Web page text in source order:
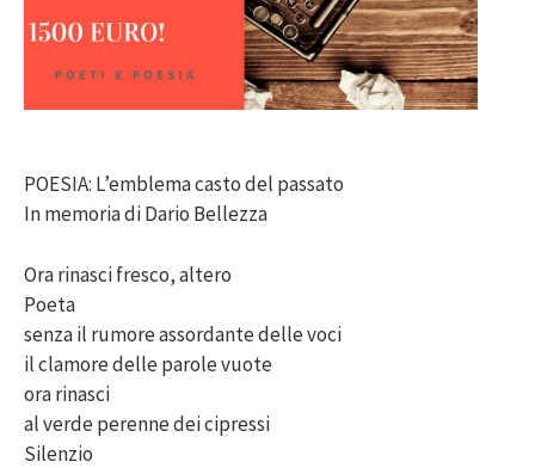
POESIA: L’emblema casto del passato
In memoria di Dario Bellezza
Ora rinasci fresco, altero
Poeta
senza il rumore assordante delle voci
il clamore delle parole vuote
ora rinasci
al verde perenne dei cipressi
Silenzio